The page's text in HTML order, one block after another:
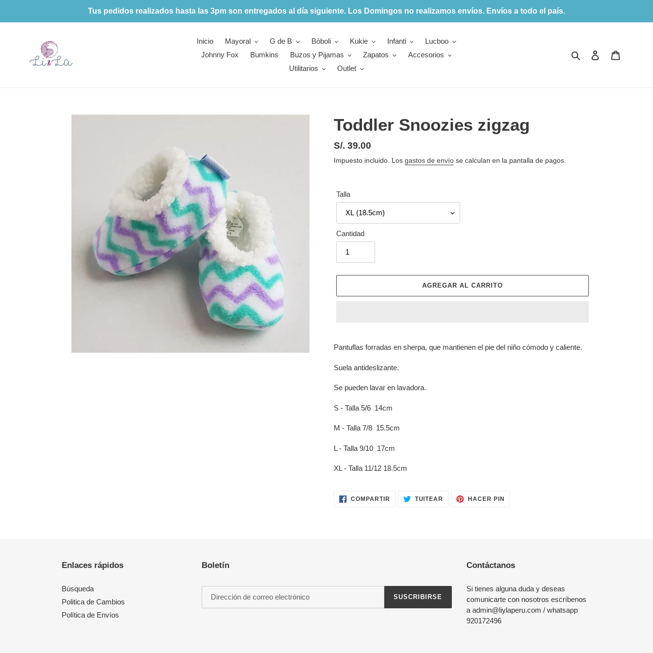
Tus pedidos realizados hasta las 3pm son entregados al día siguiente. Los Domingos no realizamos envíos. Envíos a todo el país.
Inicio Mayoral G de B Bóboli Kukie Infanti
Lucboo
Johnny Fox
Bumkins Buzos y Pijamas Zapatos
Accesorios
Utilitarios
Outlet
Buscar Ingresar
Toddler Snoozies zigzag
Precio
habitual
S/. 39.00
Impuesto incluido. Los gastos de envío se calculan en la pantalla de pagos.
Talla
Cantidad
AGREGAR AL CARRITO
el
a
carrito
compra
Pantuflas forradas en sherpa, que mantienen el pie del niño cómodo y caliente.
Suela antideslizante.
Se pueden lavar en lavadora.
S - Talla 5/6 14cm
M - Talla 7/8 15.5cm
L - Talla 9/10 17cm
XL - Talla 11/12 18.5cm
COMPARTIR COMPARTIRTUITEAR TUITEARHACER PIN
Enlaces rápidos
Búsqueda
Politica de Cambios
Política de Envíos
Boletín
SUSCRIBIRSE
Contáctanos
Si tienes alguna duda y deseas
comunicarte con nosotros escríbenos
a admin@liylaperu.com / whatsapp
920172496